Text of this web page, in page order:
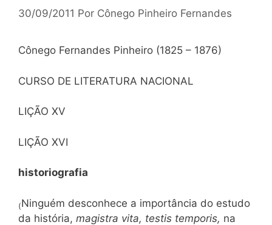
30/09/2011 Por Cônego Pinheiro Fernandes
Cônego Fernandes Pinheiro (1825 – 1876)
CURSO DE LITERATURA NACIONAL
LIÇÃO XV
LIÇÃO XVI
historiografia
(Ninguém desconhece a importância do estudo
da história, magistra vita, testis temporis, na